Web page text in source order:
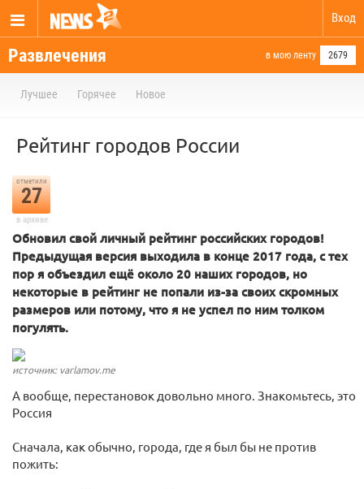
Вход
Развлечения в мою ленту 2679
Лучшее Горячее Новое
Рейтинг городов России
отметили
27
в архиве
Обновил свой личный рейтинг российских городов!
Предыдущая версия выходила в конце 2017 года, с тех
пор я объездил ещё около 20 наших городов, но
некоторые в рейтинг не попали из-за своих скромных
размеров или потому, что я не успел по ним толком
погулять.
источник: varlamov.me
А вообще, перестановок довольно много. Знакомьтесь, это
Россия
Сначала, как обычно, города, где я был бы не против
пожить: